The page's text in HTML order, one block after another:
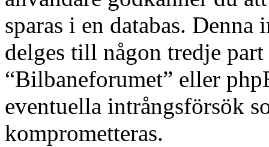
sparas i en databas.
delges till någon tredje
“Bilbaneforumet” eller
eventuella intrångsförsök
komprometteras.